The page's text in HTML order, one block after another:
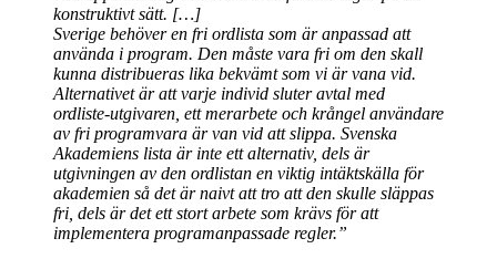
konstruktivt sätt. […]
Sverige behöver en fri ordlista som är anpassad att
använda i program. Den måste vara fri om den skall
kunna distribueras lika bekvämt som vi är vana vid.
Alternativet är att varje individ sluter avtal med
ordliste-utgivaren, ett merarbete och krångel användare
av fri programvara är van vid att slippa. Svenska
Akademiens lista är inte ett alternativ, dels är
utgivningen av den ordlistan en viktig intäktskälla för
akademien så det är naivt att tro att den skulle släppas
fri, dels är det ett stort arbete som krävs för att
implementera programanpassade regler.”